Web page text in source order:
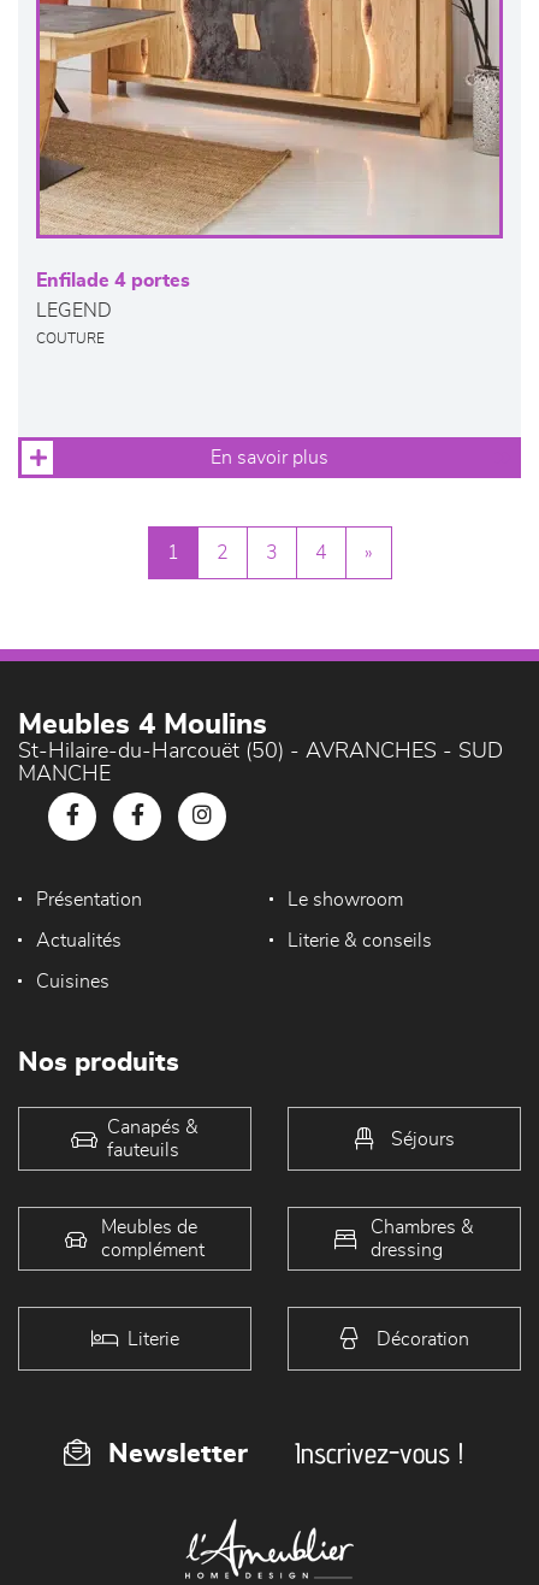
Enfilade 4 portes
LEGEND
COUTURE
En savoir plus
1 2 3 4 »
Meubles 4 Moulins
St-Hilaire-du-Harcouët (50) - AVRANCHES - SUD
MANCHE
Présentation Le showroom
Actualités Literie & conseils
Cuisines
Nos produits
Canapés &
fauteuils
Séjours
Meubles de
complément
Chambres &
dressing
Literie Décoration
Newsletter Inscrivez-vous !